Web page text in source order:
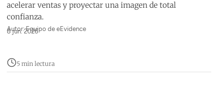
acelerar ventas y proyectar una imagen de total
confianza.
Autor: Equipo de eEvidence
8 jun. 2026
5 min lectura